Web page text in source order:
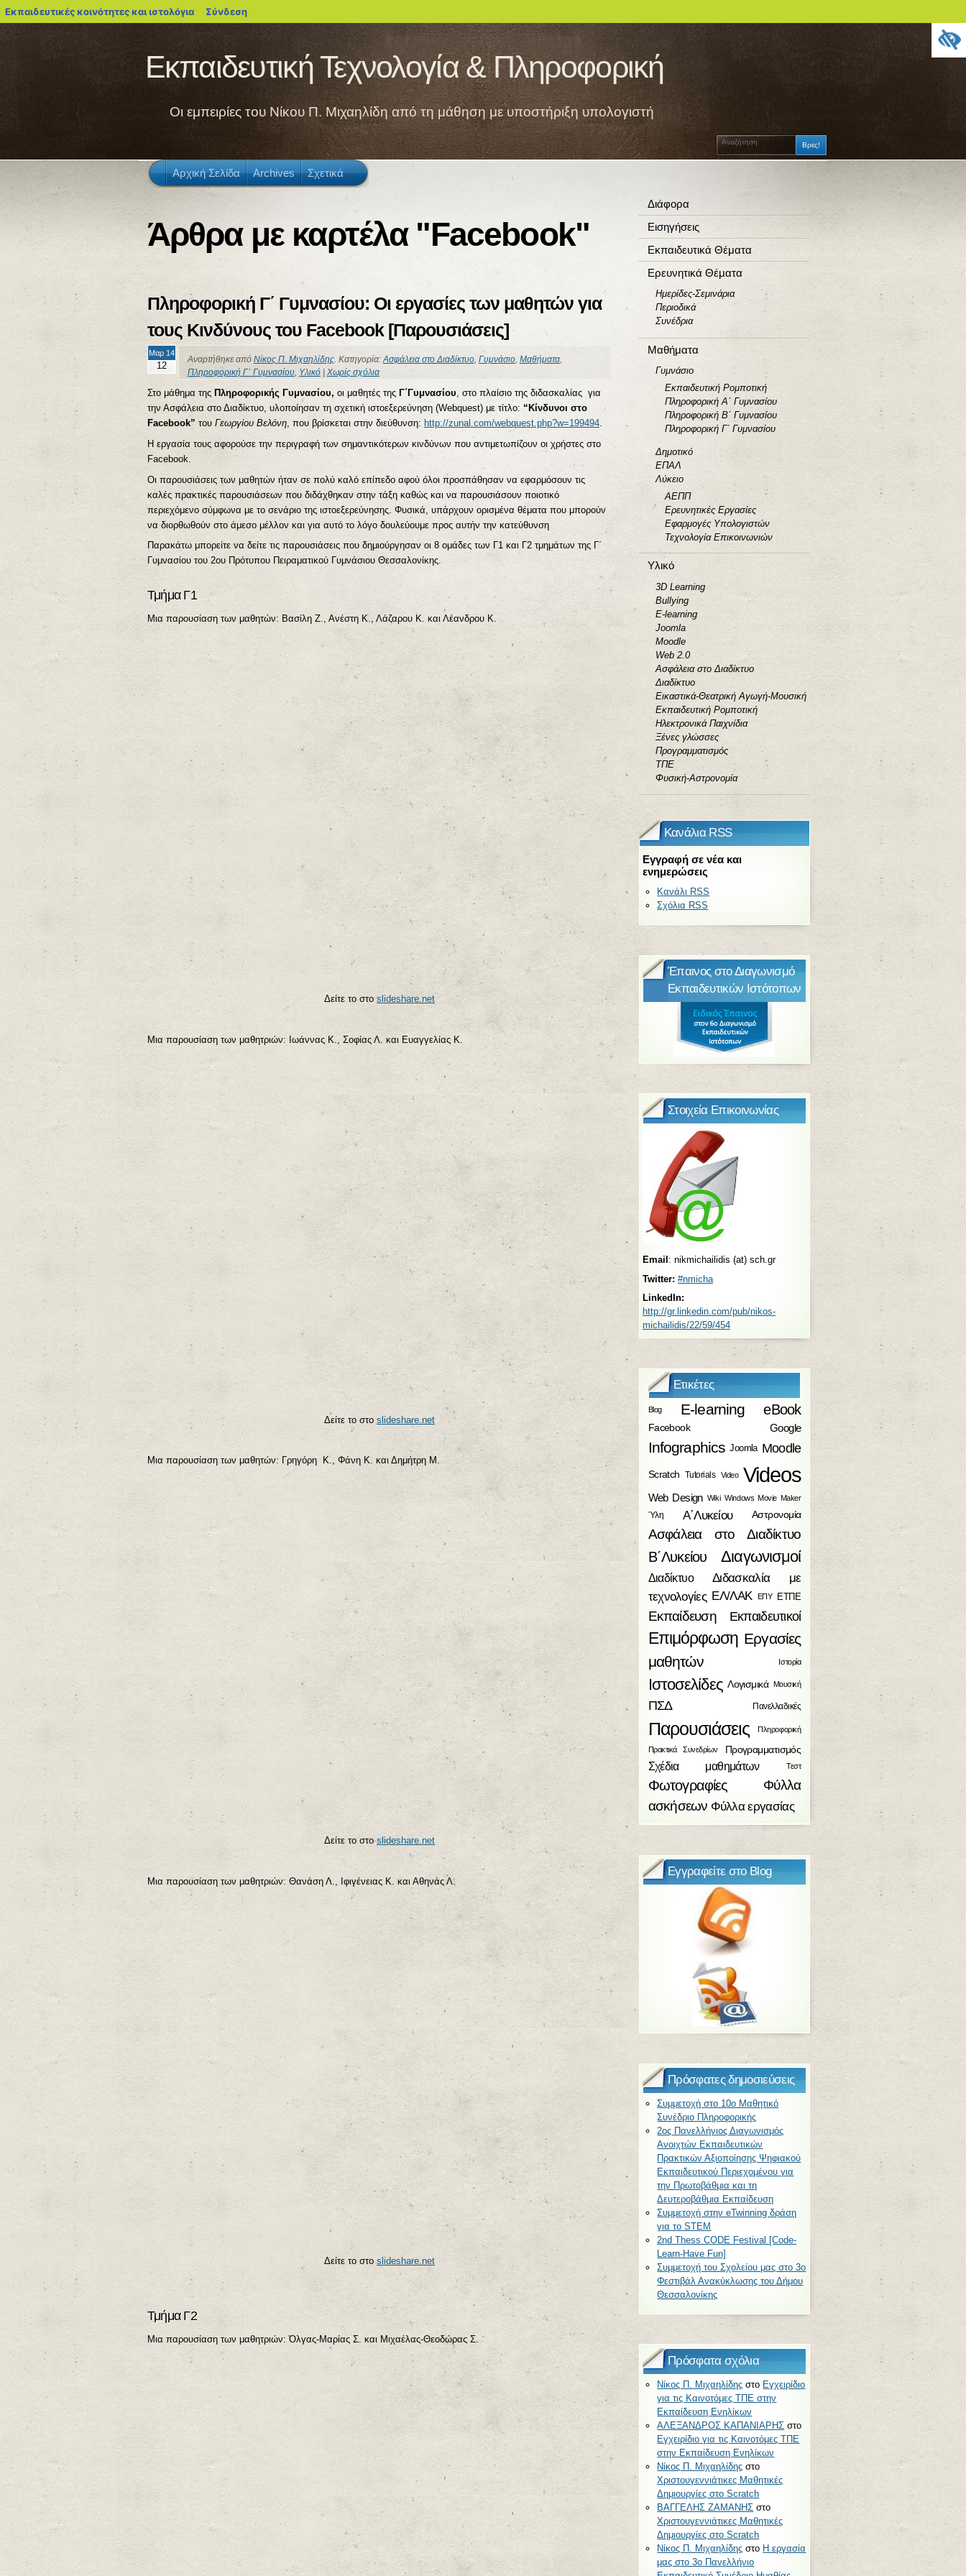
Εκπαιδευτικές κοινότητες και ιστολόγια blogs.sch.gr
Σύνδεση
Εκπαιδευτική Τεχνολογία & Πληροφορική
Οι εμπειρίες του Νίκου Π. Μιχαηλίδη από τη μάθηση με υποστήριξη υπολογιστή
Αρχική Σελίδα Archives Σχετικά
Άρθρα με καρτέλα "Facebook"
Πληροφορική Γ΄ Γυμνασίου: Οι εργασίες των μαθητών για
τους Κινδύνους του Facebook [Παρουσιάσεις]
Μαρ 14
12
Αναρτήθηκε από Νίκος Π. Μιχαηλίδης. Κατηγορία:Ασφάλεια στο Διαδίκτυο, Γυμνάσιο, Μαθήματα,
Πληροφορική Γ΄ Γυμνασίου, Υλικό| Χωρίς σχόλια
Στο μάθημα της Πληροφορικής Γυμνασίου, οι μαθητές της Γ΄Γυμνασίου , στο πλαίσιο της διδασκαλίας για
την Ασφάλεια στο Διαδίκτυο, υλοποίησαν τη σχετική ιστοεξερεύνηση (Webquest) με τίτλο: “Κίνδυνοι στο
Facebook” του Γεωργίου Βελόνη, που βρίσκεται στην διεύθυνση: http://zunal.com/webquest.php?w=199494.
Η εργασία τους αφορούσε την περιγραφή των σημαντικότερων κινδύνων που αντιμετωπίζουν οι χρήστες στο
Facebook.
Οι παρουσιάσεις των μαθητών ήταν σε πολύ καλό επίπεδο αφού όλοι προσπάθησαν να εφαρμόσουν τις
καλές πρακτικές παρουσιάσεων που διδάχθηκαν στην τάξη καθώς και να παρουσιάσουν ποιοτικό
περιεχόμενο σύμφωνα με το σενάριο της ιστοεξερεύνησης. Φυσικά, υπάρχουν ορισμένα θέματα που μπορούν
να διορθωθούν στο άμεσο μέλλον και για αυτό το λόγο δουλεύουμε προς αυτήν την κατεύθυνση
Παρακάτω μπορείτε να δείτε τις παρουσιάσεις που δημιούργησαν οι 8 ομάδες των Γ1 και Γ2 τμημάτων της Γ΄
Γυμνασίου του 2ου Πρότυπου Πειραματικού Γυμνάσιου Θεσσαλονίκης.
Τμήμα Γ1
Μια παρουσίαση των μαθητών: Βασίλη Ζ., Ανέστη Κ., Λάζαρου Κ. και Λέανδρου Κ.
Δείτε το στο slideshare.net
Μια παρουσίαση των μαθητριών: Ιωάννας Κ., Σοφίας Λ. και Ευαγγελίας Κ.
Δείτε το στο slideshare.net
Μια παρουσίαση των μαθητών: Γρηγόρη Κ., Φάνη Κ. και Δημήτρη Μ.
Δείτε το στοslideshare.net
Μια παρουσίαση των μαθητριών: Θανάση Λ., Ιφιγένειας Κ. και Αθηνάς Λ.
Δείτε το στο slideshare.net
Τμήμα Γ2
Μια παρουσίαση των μαθητριών: Όλγας-Μαρίας Σ. και Μιχαέλας-Θεοδώρας Σ.
Διάφορα
Εισηγήσεις
Εκπαιδευτικά Θέματα
Ερευνητικά Θέματα
Ημερίδες-Σεμινάρια
Περιοδικά
Συνέδρια
Μαθήματα
Γυμνάσιο
Εκπαιδευτική Ρομποτική
Πληροφορική Α΄ Γυμνασίου
Πληροφορική Β΄ Γυμνασίου
Πληροφορική Γ΄ Γυμνασίου
Δημοτικό
ΕΠΑΛ
Λύκειο
ΑΕΠΠ
Ερευνητικές Εργασίες
Εφαρμογές Υπολογιστών
Τεχνολογία Επικοινωνιών
Υλικό
3D Learning
Bullying
E-learning
Joomla
Moodle
Web 2.0
Ασφάλεια στο Διαδίκτυο
Διαδίκτυο
Εικαστικά-Θεατρική Αγωγή-Μουσική
Εκπαιδευτική Ρομποτική
Ηλεκτρονικά Παιχνίδια
Ξένες γλώσσες
Προγραμματισμός
ΤΠΕ
Φυσική-Αστρονομία
Κανάλια RSS
Εγγραφή σε νέα και
ενημερώσεις
Κανάλι RSS
Σχόλια RSS
Έπαινος στο Διαγωνισμό
Εκπαιδευτικών Ιστότοπων
Στοιχεία Επικοινωνίας
Email : nikmichailidis (at) sch.gr
Twitter: #nmicha
LinkedIn:
http://gr.linkedin.com/pub/nikos-
michailidis/22/59/454
Ετικέτες
Blog E-learning eBook
Facebook Google
Infographics Joomla Moodle
Scratch Tutorials Video Videos
Web Design Wiki Windows Movie Maker
Ύλη Α΄Λυκείου Αστρονομία
Ασφάλεια στο Διαδίκτυο
Β΄Λυκείου Διαγωνισμοί
Διαδίκτυο
Διδασκαλία με
τεχνολογίες ΕΛ/ΛΑΚ ΕΠΥ ΕΤΠΕ
Εκπαίδευση Εκπαιδευτικοί
Επιμόρφωση Εργασίες
μαθητών
Ιστορία
Ιστοσελίδες Λογισμικά Μουσική
ΠΣΔ Πανελλαδικές
Παρουσιάσεις Πληροφορική
Πρακτικά Συνεδρίων Προγραμματισμός
Σχέδια μαθημάτων Τεστ
Φωτογραφίες
Φύλλα
ασκήσεων Φύλλα εργασίας
Εγγραφείτε στο Blog
Πρόσφατες δημοσιεύσεις
Συμμετοχή στο 10ο Μαθητικό
Συνέδριο Πληροφορικής
2ος Πανελλήνιος Διαγωνισμός
Ανοιχτών Εκπαιδευτικών
Πρακτικών Αξιοποίησης Ψηφιακού
Εκπαιδευτικού Περιεχομένου για
την Πρωτοβάθμια και τη
Δευτεροβάθμια Εκπαίδευση
Συμμετοχή στην eTwinning δράση
για το STEM
2nd Thess CODE Festival [Code-
Learn-Have Fun]
Συμμετοχή του Σχολείου μας στο 3ο
Φεστιβάλ Ανακύκλωσης του Δήμου
Θεσσαλονίκης
Πρόσφατα σχόλια
Νίκος Π. Μιχαηλίδης στο Εγχειρίδιο
για τις Καινοτόμες ΤΠΕ στην
Εκπαίδευση Ενηλίκων
ΑΛΕΞΑΝΔΡΟΣ ΚΑΠΑΝΙΑΡΗΣ στο
Εγχειρίδιο για τις Καινοτόμες ΤΠΕ
στην Εκπαίδευση Ενηλίκων
Νίκος Π. Μιχαηλίδης στο
Χριστουγεννιάτικες Μαθητικές
Δημιουργίες στο Scratch
ΒΑΓΓΕΛΗΣ ΖΑΜΑΝΗΣ στο
Χριστουγεννιάτικες Μαθητικές
Δημιουργίες στο Scratch
Νίκος Π. Μιχαηλίδης στο Η εργασία
μας στο 3o Πανελλήνιο